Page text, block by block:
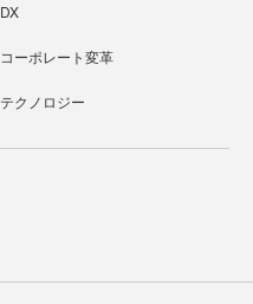
DX
コーポレート変革
テクノロジー